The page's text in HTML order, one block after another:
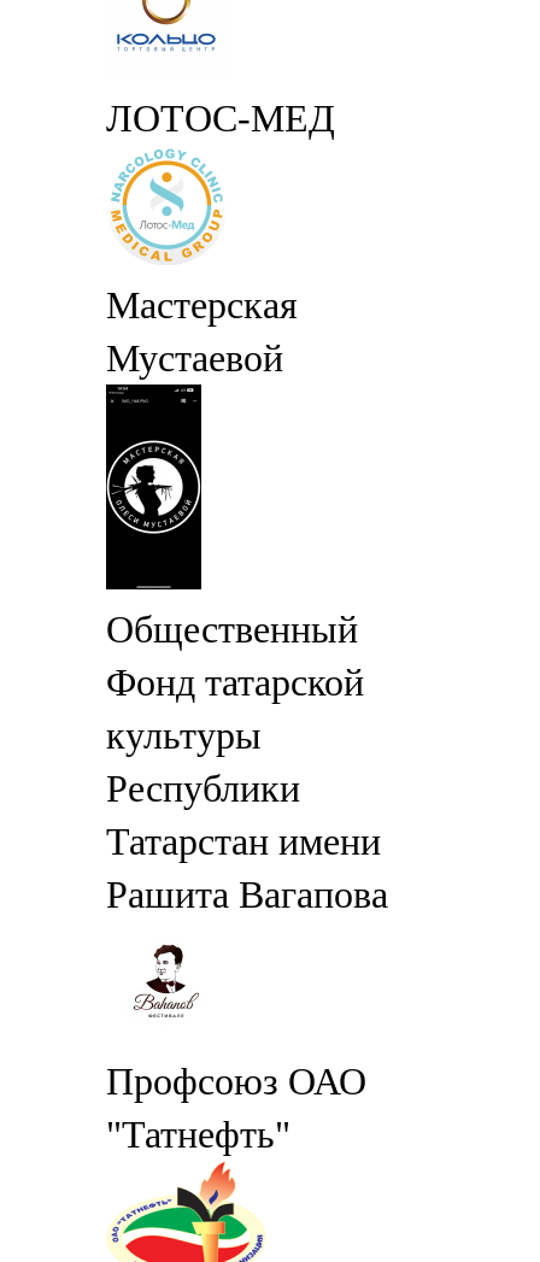
ЛОТОС-МЕД
Мастерская
Мустаевой
Общественный
Фонд татарской
культуры
Республики
Татарстан имени
Рашита Вагапова
Профсоюз ОАО
"Татнефть"